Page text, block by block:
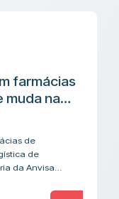
farmácias
muda na
de
de
da Anvisa